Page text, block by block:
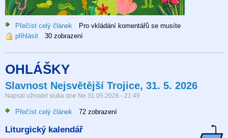
Přečíst celý článek
Den
Pro vkládání komentářů se musíte
přihlásit
30 zobrazení
OHLÁŠKY
Slavnost Nejsvětější Trojice, 31. 5. 2026
Napsal uživatel sluka dne Ne 31.05.2026 - 21:49
Přečíst celý článek
Nejsvětější
72 zobrazení
Liturgický kalendář